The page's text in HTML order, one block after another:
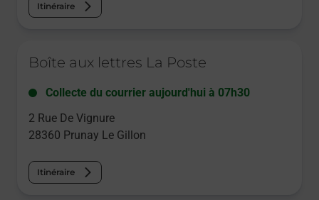
Itinéraire
Boîte aux lettres La Poste
Collecte du courrier aujourd'hui à 07h30
2 Rue De Vignure
28360 Prunay Le Gillon
Itinéraire